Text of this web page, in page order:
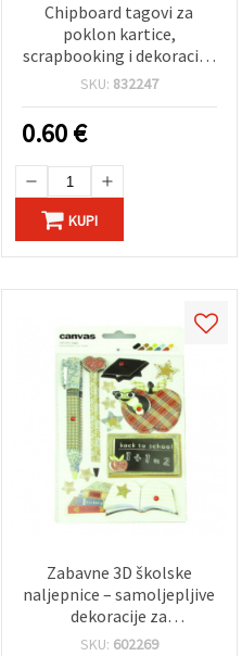
Chipboard tagovi za
poklon kartice,
scrapbooking i dekoraciju,
40 x 48 mm - 6 kom
SKU: 832247
0.60€
KUPI
Zabavne 3D školske
naljepnice – samoljepljive
dekoracije za
scrapbooking, dnevnike i
SKU: 602269